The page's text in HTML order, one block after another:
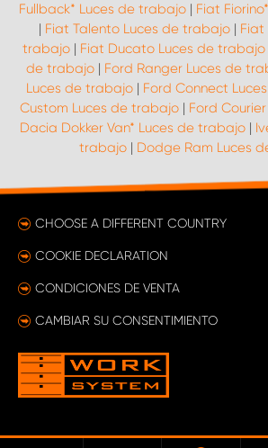
Fullback* Luces de trabajo| Fiat
| Fiat Talento Luces de trabajo| Fiat
trabajo| Fiat Ducato Luces de trabajo
de trabajo | Ford Ranger Luces de
Luces de trabajo| Ford Connect
Custom Luces de trabajo | Ford
Dacia Dokker Van* Luces de trabajo |
trabajo | Dodge Ram Luces
CHOOSE A DIFFERENT COUNTRY
COOKIE DECLARATION
CONDICIONES DE VENTA
CAMBIAR SU CONSENTIMIENTO